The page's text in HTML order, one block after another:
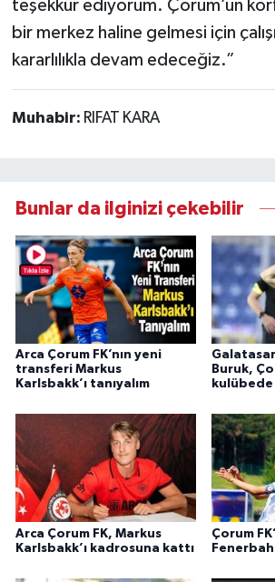
teşekkür ediyorum. Çorum’un
bir merkez haline gelmesi için
kararlılıkla devam edeceğiz.”
Muhabir: RIFAT KARA
Bunlar da ilginizi çekebilir
Arca Çorum FK’nın yeni
transferi Markus
Karlsbakk’ı tanıyalım
Buruk,
Arca Çorum FK, Markus
Karlsbakk’ı kadrosuna kattı
Çorum